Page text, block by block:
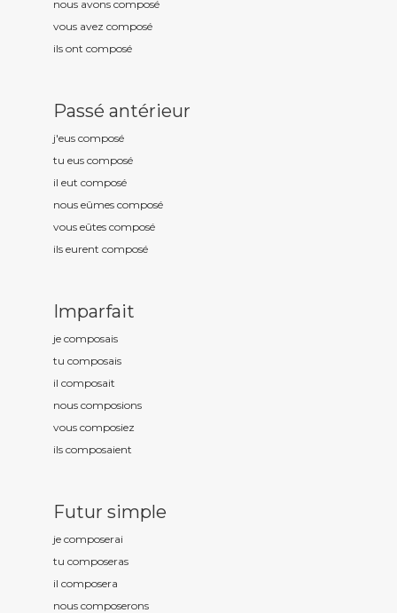
nous avons composé
vous avez composé
ils ont composé
Passé antérieur
j'eus composé
tu eus composé
il eut composé
nous eûmes composé
vous eûtes composé
ils eurent composé
Imparfait
je composais
tu composais
il composait
nous composions
vous composiez
ils composaient
Futur simple
je composerai
tu composeras
il composera
nous composerons